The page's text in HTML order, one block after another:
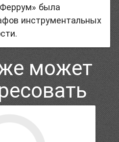
была
инструментальных
может